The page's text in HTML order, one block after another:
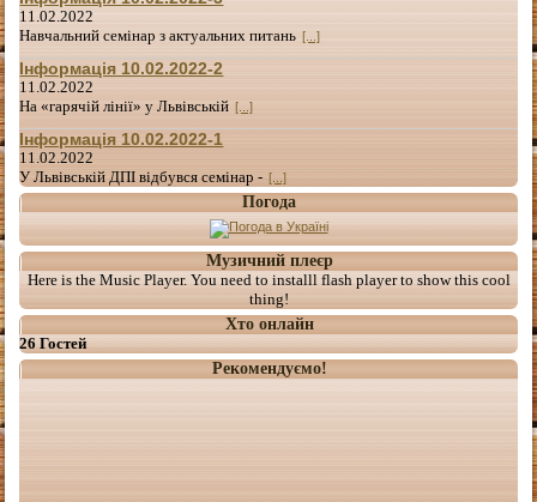
11.02.2022
Навчальний семінар з актуальних питань [...]
Інформація 10.02.2022-2
11.02.2022
На «гарячій лінії» у Львівській [...]
Інформація 10.02.2022-1
11.02.2022
У Львівській ДПІ відбувся семінар - [...]
Погода
Музичний плеєр
Here is the Music Player. You need to installl flash player to show this cool
thing!
Хто онлайн
26 Гостей
Рекомендуємо!